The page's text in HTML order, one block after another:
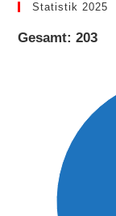
Statistik 2025
Gesamt: 203